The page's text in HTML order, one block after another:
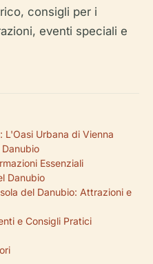
consigli per i
eventi speciali e
L'Oasi Urbana di Vienna
Essenziali
Danubio
del Danubio: Attrazioni e
e Consigli Pratici